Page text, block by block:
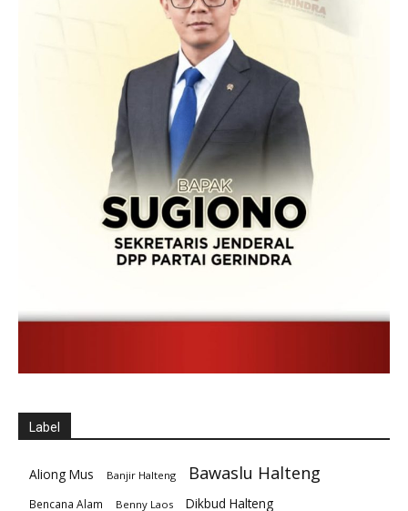
Label
Aliong Mus Banjir Halteng Bawaslu Halteng
Bencana Alam Benny Laos
Dikbud Halteng